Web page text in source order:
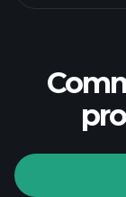
Tournois